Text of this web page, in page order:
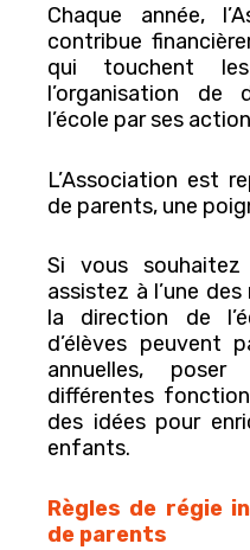
Chaque année,
contribue
qui touchent
l’organisation de
l’école par ses
L’Association est
de parents, une
Si vous
assistez à l’une
la direction de
d’élèves peuvent
annuelles,
différentes
des idées pour
enfants.
Règles de régie
de parents